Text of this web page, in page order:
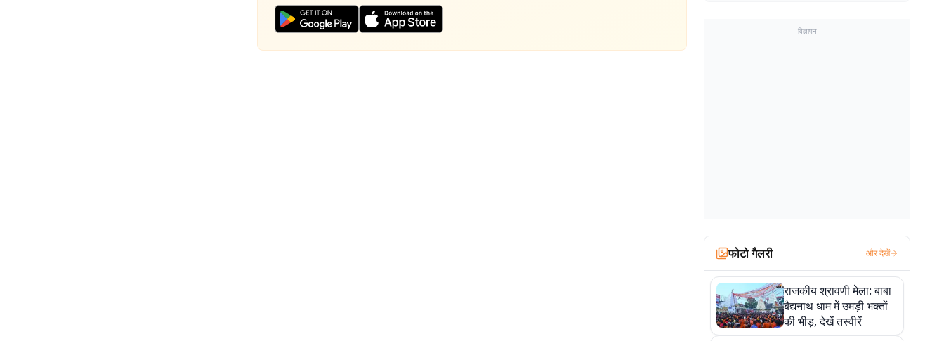
विज्ञापन
फोटो गैलरी और देखें
राजकीय श्रावणी मेला: बाबा
बैद्यनाथ धाम में उमड़ी भक्तों
की भीड़, देखें तस्वीरें